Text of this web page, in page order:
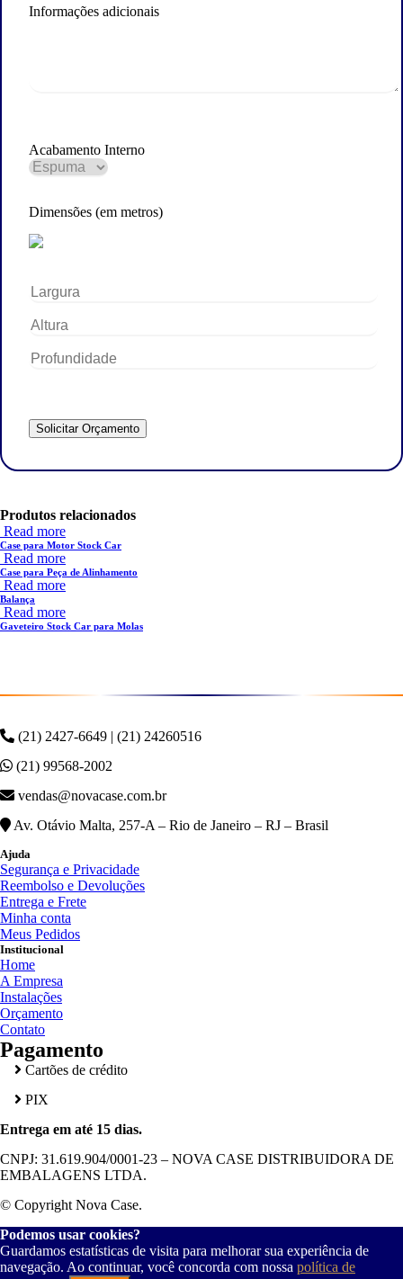
Informações adicionais
Acabamento Interno
Dimensões (em metros)
Produtos relacionados
Read more
Case para Motor Stock Car
Read more
Case para Peça de Alinhamento
Read more
Balança
Read more
Gaveteiro Stock Car para Molas
(21) 2427-6649 | (21) 24260516
(21) 99568-2002
vendas@novacase.com.br
Av. Otávio Malta, 257-A – Rio de Janeiro – RJ – Brasil
Ajuda
Segurança e Privacidade
Reembolso e Devoluções
Entrega e Frete
Minha conta
Meus Pedidos
Institucional
Home
A Empresa
Instalações
Orçamento
Contato
Pagamento
Cartões de crédito
PIX
Entrega em até 15 dias.
CNPJ: 31.619.904/0001-23 – NOVA CASE DISTRIBUIDORA DE
EMBALAGENS LTDA.
© Copyright Nova Case.
Podemos usar cookies?
Guardamos estatísticas de visita para melhorar sua experiência de
navegação. Ao continuar, você concorda com nossa política de